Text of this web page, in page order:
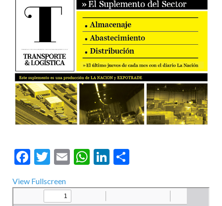
Facebook
Twitter
EmailWhatsApp
LinkedIn
View Fullscreen